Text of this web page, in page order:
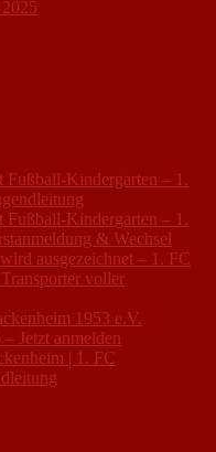
Fußball-Kindergarten – 1.
Fußball-Kindergarten – 1.
& Wechsel
ausgezeichnet – 1. FC
voller
1953 e.V.
Jetzt anmelden
| 1. FC